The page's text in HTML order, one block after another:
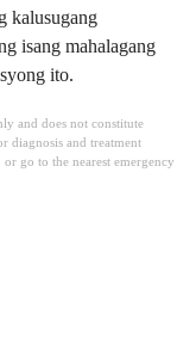
kalusugang
isang mahalagang
ito.
and does not constitute
diagnosis and treatment
go to the nearest emergency